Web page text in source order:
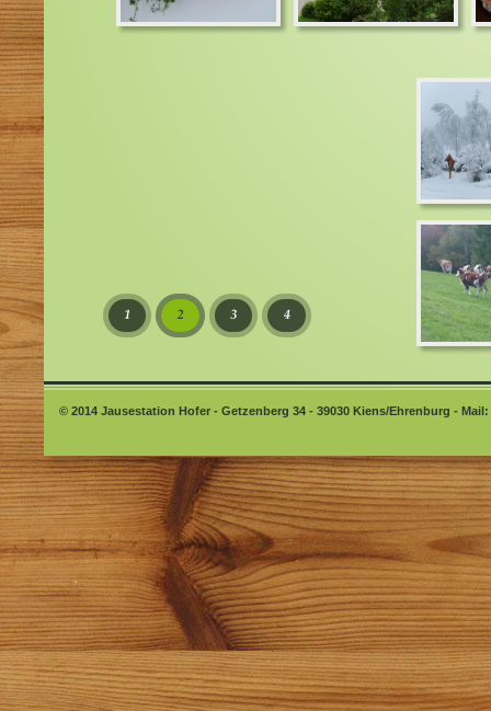
© 2014 Jausestation Hofer - Getzenberg 34 - 39030 Kiens/Ehrenburg -